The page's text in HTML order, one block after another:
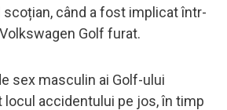
scoțian, când a fost implicat într-
Golf furat.
sex masculin ai Golf-ului
locul accidentului pe jos, în timp